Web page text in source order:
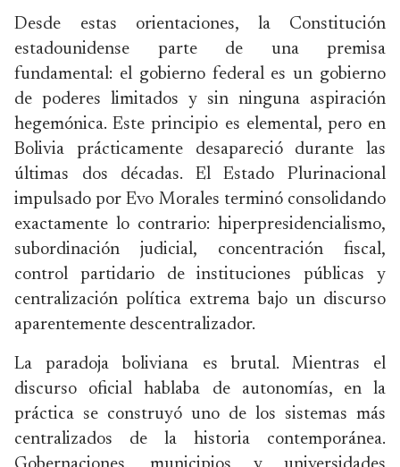
Desde estas orientaciones, la Constitución
estadounidense parte de una premisa
fundamental: el gobierno federal es un gobierno
de poderes limitados y sin ninguna aspiración
hegemónica. Este principio es elemental, pero en
Bolivia prácticamente desapareció durante las
últimas dos décadas. El Estado Plurinacional
impulsado por Evo Morales terminó consolidando
exactamente lo contrario: hiperpresidencialismo,
subordinación judicial, concentración fiscal,
control partidario de instituciones públicas y
centralización política extrema bajo un discurso
aparentemente descentralizador.
La paradoja boliviana es brutal. Mientras el
discurso oficial hablaba de autonomías, en la
práctica se construyó uno de los sistemas más
centralizados de la historia contemporánea.